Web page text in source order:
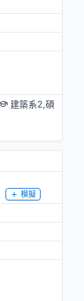
建築系2,碩
模擬